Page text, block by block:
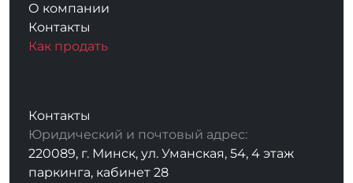
О компании
Контакты
Как продать
Контакты
Юридический и почтовый адрес:
220089, г. Минск, ул. Уманская, 54, 4 этаж
паркинга, кабинет 28